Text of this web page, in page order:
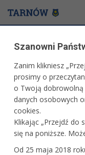
Grupa Azoty Unia Tarnów -
WARTO ZOBACZYĆ
GRUPA AZOTY
OSTROVIA
02.09.2023, 16:16 fot.
Szanowni
Zanim klikniesz
prosimy o
o Twoją dobrowolną
danych osobowych
cookies.
Klikając „Przejdź do
się na poniższe.
Od 25 maja 2018